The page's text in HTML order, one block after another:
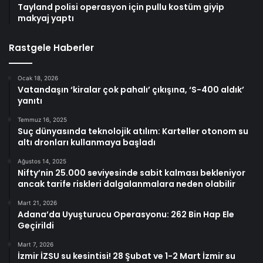
Tayland polisi operasyon için pullu kostüm giyip
makyaj yaptı
Rastgele Haberler
Ocak 18, 2026
Vatandaşın ‘kiralar çok pahalı’ çıkışına, ‘S-400 aldık’
yanıtı
Temmuz 16, 2025
Suç dünyasında teknolojik atılım: Karteller otonom su
altı dronları kullanmaya başladı
Ağustos 14, 2025
Nifty’nin 25.000 seviyesinde sabit kalması bekleniyor
ancak tarife riskleri dalgalanmalara neden olabilir
Mart 21, 2026
Adana’da Uyuşturucu Operasyonu: 262 Bin Hap Ele
Geçirildi
Mart 7, 2026
İzmir İZSU su kesintisi! 28 Şubat ve 1-2 Mart İzmir su